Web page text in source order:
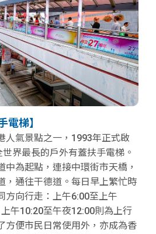
電梯】
人氣景點之一，1993年正式啟
界最長的戶外有蓋扶手電梯。
中為起點，連接中環街市天橋，
，通往干德道。每日早上繁忙時
方向行走：上午6:00至上午
午10:20至午夜12:00則為上行
方便市民日常使用外，亦成為香